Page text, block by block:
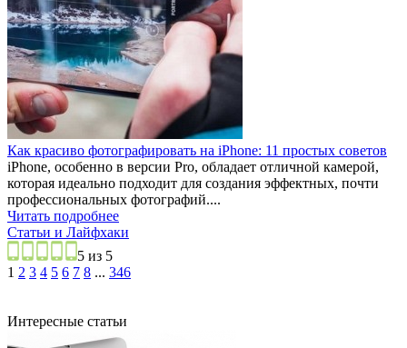
Как красиво фотографировать на iPhone: 11 простых советов
iPhone, особенно в версии Pro, обладает отличной камерой,
которая идеально подходит для создания эффектных, почти
профессиональных фотографий....
Читать подробнее
Статьи и Лайфхаки
5 из 5
1 2 3 4 5 6 7 8 ... 346
Интересные статьи